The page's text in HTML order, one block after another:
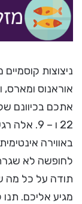
ניצוצות קוסמיים
אוראנוס ומארס,
אתכם בכיוונם
22 ו – 9.
באווירה
לחופשה לא
תודה על כל מה
מגיע אליכם.